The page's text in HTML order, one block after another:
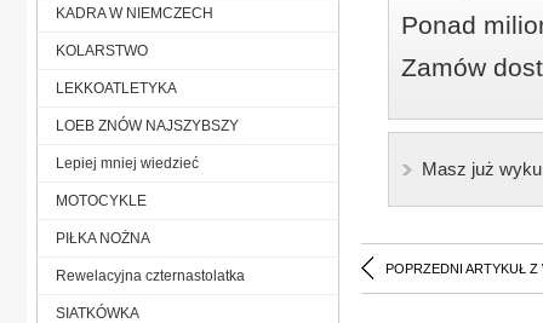
Ponad
Zamów
Masz już
POPRZEDNI ARTYKUŁ Z
KADRA W NIEMCZECH
KOLARSTWO
LEKKOATLETYKA
LOEB ZNÓW NAJSZYBSZY
Lepiej mniej wiedzieć
MOTOCYKLE
PIŁKA NOŻNA
Rewelacyjna czternastolatka
SIATKÓWKA